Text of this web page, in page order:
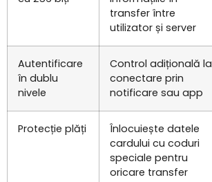
transfer între
utilizator și server
Autentificare
în dublu
nivele
Control adițională la
conectare prin
notificare sau app
Protecție plăți
Înlocuiește datele
cardului cu coduri
speciale pentru
oricare transfer